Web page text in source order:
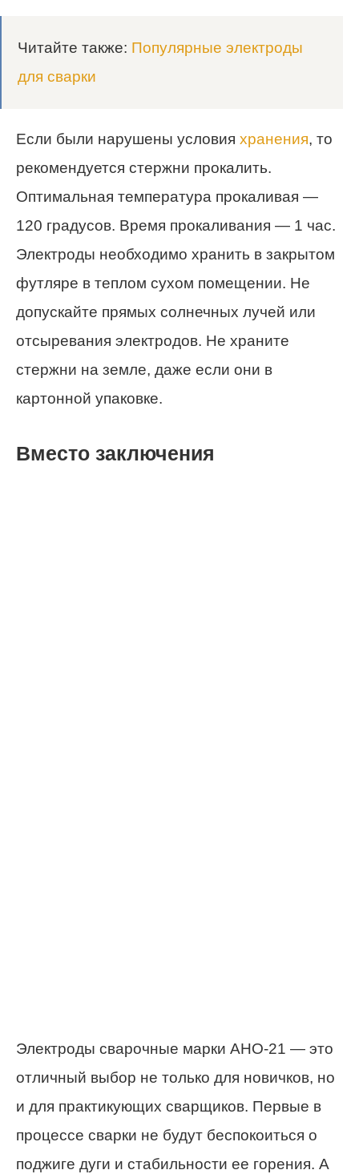
Читайте также: Популярные электроды
для сварки
Если были нарушены условия хранения, то
рекомендуется стержни прокалить.
Оптимальная температура прокаливая —
120 градусов. Время прокаливания — 1 час.
Электроды необходимо хранить в закрытом
футляре в теплом сухом помещении. Не
допускайте прямых солнечных лучей или
отсыревания электродов. Не храните
стержни на земле, даже если они в
картонной упаковке.
Вместо заключения
Электроды сварочные марки АНО-21 — это
отличный выбор не только для новичков, но
и для практикующих сварщиков. Первые в
процессе сварки не будут беспокоиться о
поджиге дуги и стабильности ее горения. А